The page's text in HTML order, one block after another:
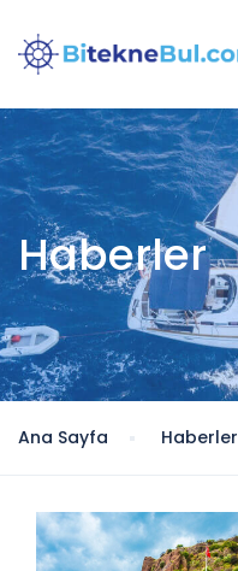
Haberler
Ana Sayfa Haberler